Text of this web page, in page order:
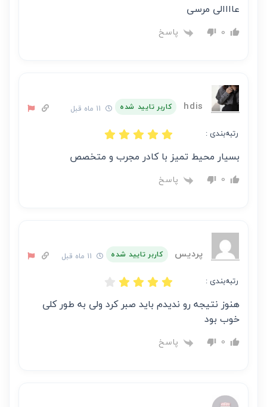
عاااالی مرسی
0 پاسخ
hdis کاربر تایید شده
رتبه‌بندی :
بسیار محیط تمیز با کادر مجرب و متخصص
0 پاسخ
پردیس کاربر تایید شده
رتبه‌بندی :
هنوز نتیجه رو ندیدم باید صبر کرد ولی به طور کلی
خوب بود
0 پاسخ